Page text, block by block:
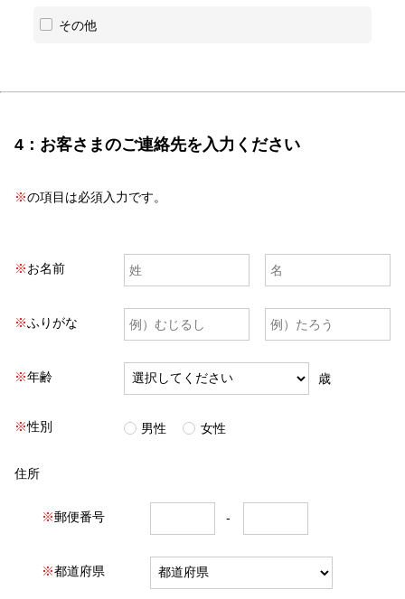
その他
4：お客さまのご連絡先を入力ください
※の項目は必須入力です。
※お名前
※ふりがな
※年齢 歳
※性別 男性 女性
住所
※郵便番号
※都道府県